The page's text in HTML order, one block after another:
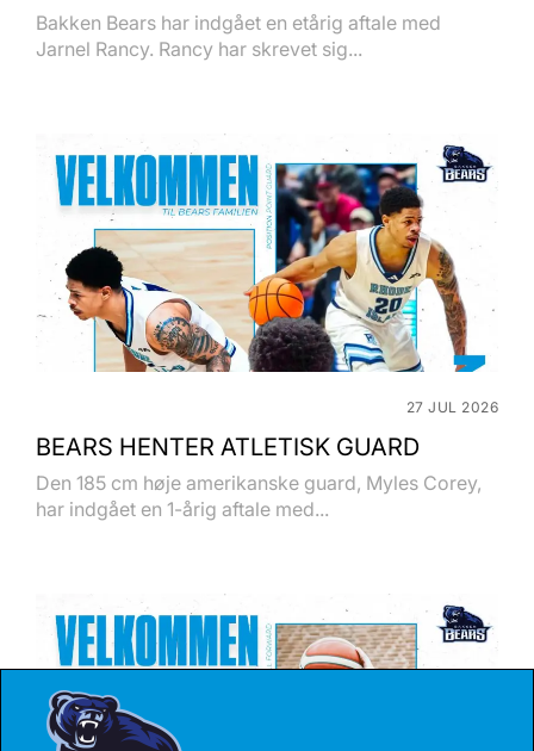
Bakken Bears har indgået en etårig aftale med
Jarnel Rancy. Rancy har skrevet sig...
27 JUL 2026
BEARS HENTER ATLETISK GUARD
Den 185 cm høje amerikanske guard, Myles Corey,
har indgået en 1-årig aftale med...